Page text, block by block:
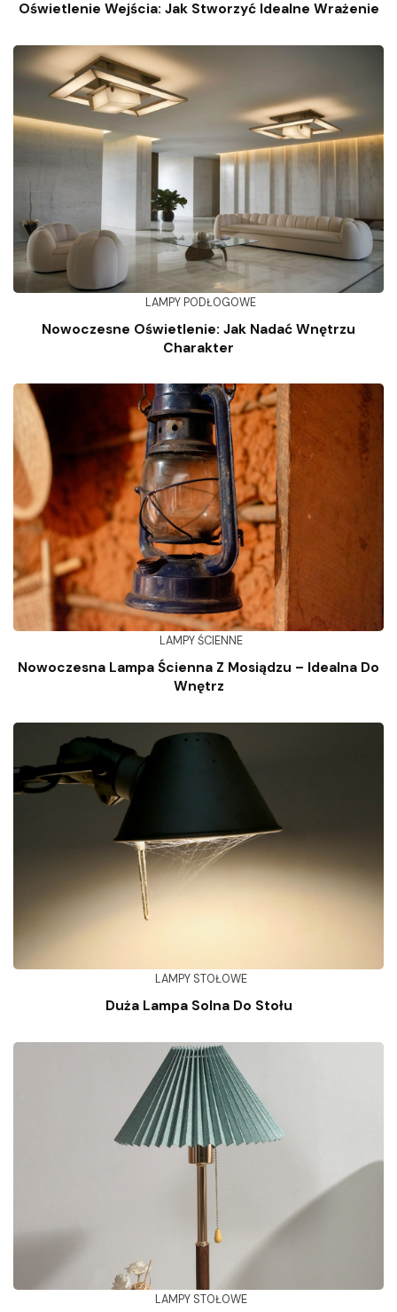
Oświetlenie Wejścia: Jak Stworzyć Idealne Wrażenie
LAMPY PODŁOGOWE
Nowoczesne Oświetlenie: Jak Nadać Wnętrzu
Charakter
LAMPY ŚCIENNE
Nowoczesna Lampa Ścienna Z Mosiądzu – Idealna Do
Wnętrz
LAMPY STOŁOWE
Duża Lampa Solna Do Stołu
LAMPY STOŁOWE